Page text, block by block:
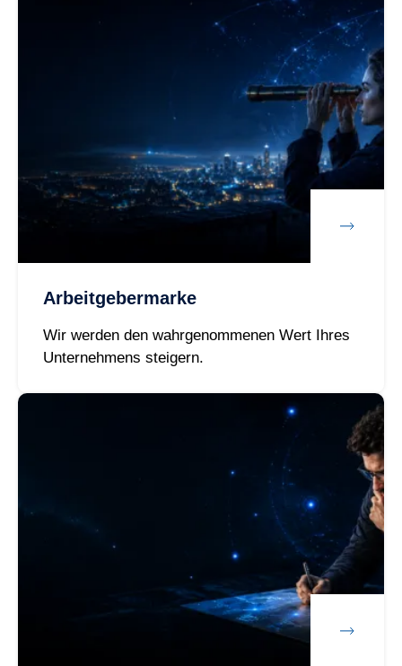
Arbeitgebermarke
Wir werden den wahrgenommenen Wert Ihres
Unternehmens steigern.